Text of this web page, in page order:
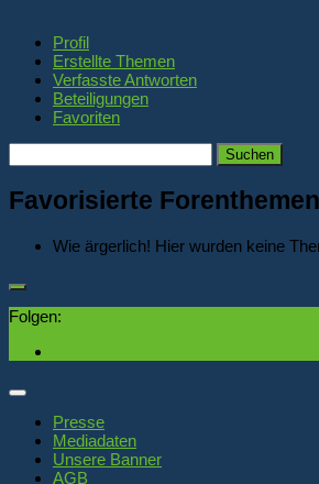
Profil
Erstellte Themen
Verfasste Antworten
Beteiligungen
Favoriten
suchen:
Favorisierte Forenthemen
Wie ärgerlich! Hier wurden keine
Folgen:
Presse
Mediadaten
Unsere Banner
AGB